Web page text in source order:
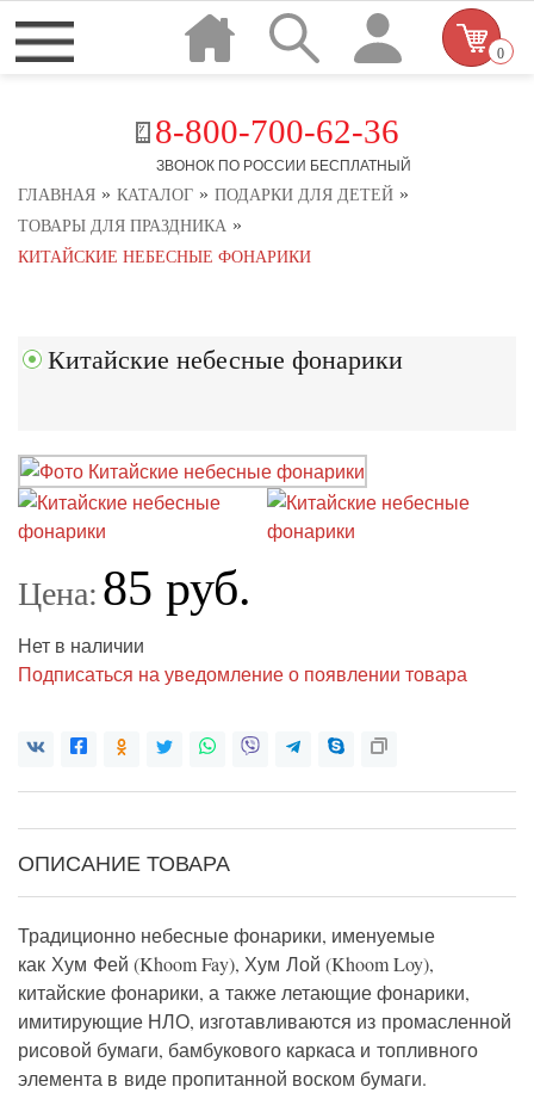
8-800-700-62-36
ЗВОНОК ПО РОССИИ БЕСПЛАТНЫЙ
0
ГЛАВНАЯ » КАТАЛОГ » ПОДАРКИ ДЛЯ ДЕТЕЙ »
ТОВАРЫ ДЛЯ ПРАЗДНИКА »
КИТАЙСКИЕ НЕБЕСНЫЕ ФОНАРИКИ
Китайские небесные фонарики
Цена: 85 руб.
Нет в наличии
Подписаться на уведомление о появлении товара
ОПИСАНИЕ ТОВАРА
Традиционно небесные фонарики, именуемые
как Хум Фей (Khoom Fay), Хум Лой (Khoom Loy),
китайские фонарики, а также летающие фонарики,
имитирующие НЛО, изготавливаются из промасленной
рисовой бумаги, бамбукового каркаса и топливного
элемента в виде пропитанной воском бумаги.